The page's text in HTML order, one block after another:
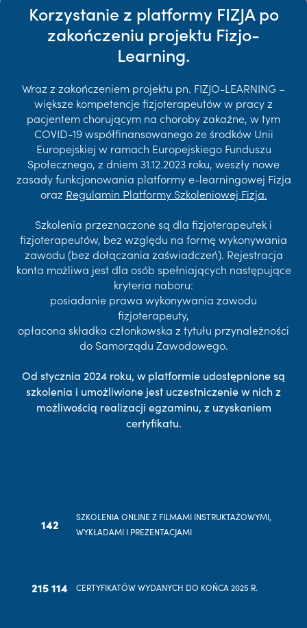
Korzystanie z platformy FIZJA po
zakończeniu projektu Fizjo-
Learning.
Wraz z zakończeniem projektu pn. FIZJO-LEARNING –
większe kompetencje fizjoterapeutów w pracy z
pacjentem chorującym na choroby zakaźne, w tym
COVID-19 współfinansowanego ze środków Unii
Europejskiej w ramach Europejskiego Funduszu
Społecznego, z dniem 31.12.2023 roku, weszły nowe
zasady funkcjonowania platformy e-learningowej Fizja
oraz Regulamin Platformy Szkoleniowej Fizja.
Szkolenia przeznaczone są dla fizjoterapeutek i
fizjoterapeutów, bez względu na formę wykonywania
zawodu (bez dołączania zaświadczeń). Rejestracja
konta możliwa jest dla osób spełniających następujące
kryteria naboru:
posiadanie prawa wykonywania zawodu
fizjoterapeuty,
opłacona składka członkowska z tytułu przynależności
do Samorządu Zawodowego.
Od stycznia 2024 roku, w platformie udostępnione są
szkolenia i umożliwione jest uczestniczenie w nich z
możliwością realizacji egzaminu, z uzyskaniem
certyfikatu.
142
SZKOLENIA ONLINE Z FILMAMI INSTRUKTAŻOWYMI,
WYKŁADAMI I PREZENTACJAMI
215 114 CERTYFIKATÓW WYDANYCH DO KOŃCA 2025 R.